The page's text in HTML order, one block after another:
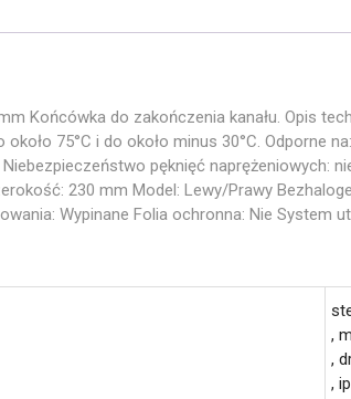
Końcówka do zakończenia kanału. Opis
około 75°C i do około minus 30°C. Odporne
pęknięć naprężeniowych:
230 mm Model: Lewy/Prawy
Wypinane Folia ochronna: Nie System
,
,
,